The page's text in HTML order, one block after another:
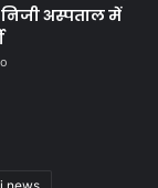
अस्पताल में